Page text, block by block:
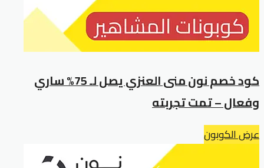
كود خصم نون منى العنزي يصل لـ 75% ساري
وفعال – تمت تجربته
عرض الكوبون